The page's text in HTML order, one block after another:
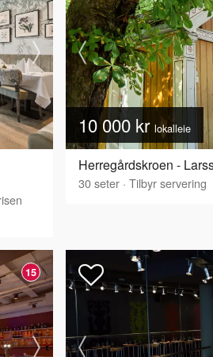
10 000 kr lokalleie
Herregårdskroen -
30seter · Tilbyr servering
15